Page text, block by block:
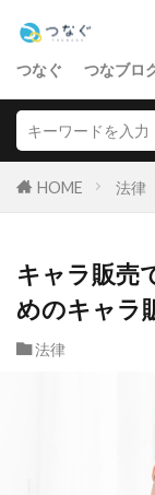
つなぐ つなブロ
HOME 法律
キャラ販売
めのキャラ
法律